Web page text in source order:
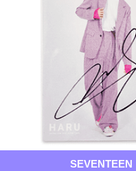
SEVENTEEN